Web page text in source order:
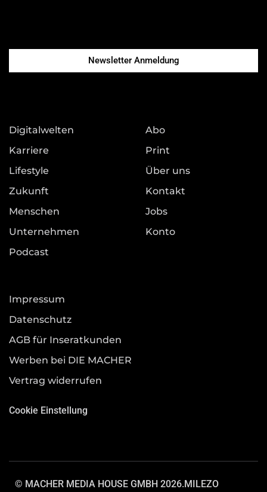
Newsletter Anmeldung
Digitalwelten
Karriere
Lifestyle
Zukunft
Menschen
Unternehmen
Podcast
Abo
Print
Über uns
Kontakt
Jobs
Konto
Impressum
Datenschutz
AGB für Inseratkunden
Werben bei DIE MACHER
Vertrag widerrufen
Cookie Einstellung
© MACHER MEDIA HOUSE GMBH 2026.MILEZO